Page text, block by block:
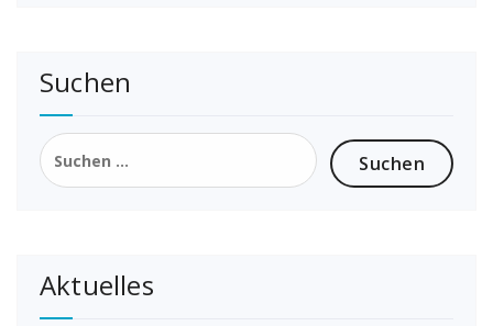
Suchen
Suchen
nach:
Aktuelles